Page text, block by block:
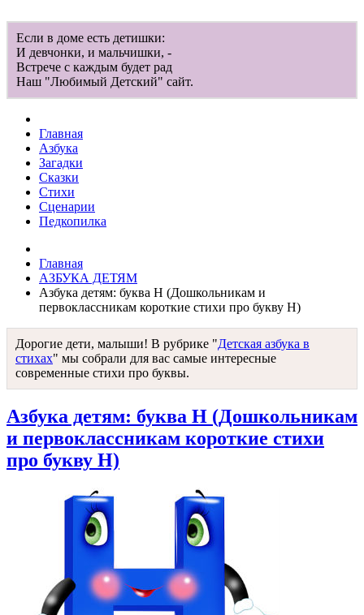
Если в доме есть детишки:
И девчонки, и мальчишки, -
Встрече с каждым будет рад
Наш "Любимый Детский" сайт.
Главная
Азбука
Загадки
Сказки
Стихи
Сценарии
Педкопилка
Главная
АЗБУКА ДЕТЯМ
Азбука детям: буква Н (Дошкольникам и
первоклассникам короткие стихи про букву Н)
Дорогие дети, малыши! В рубрике "Детская азбука в
стихах" мы собрали для вас самые интересные
современные стихи про буквы.
Азбука детям: буква Н (Дошкольникам
и первоклассникам короткие стихи
про букву Н)